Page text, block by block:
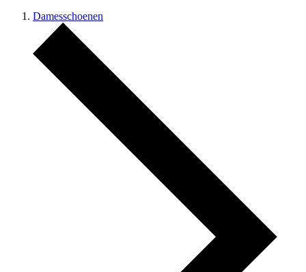
Damesschoenen